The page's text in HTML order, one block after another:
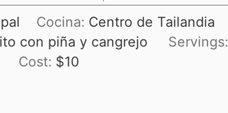
Cocina: Centro de Tailandia
con piña y cangrejo Servings:
Cost: $10